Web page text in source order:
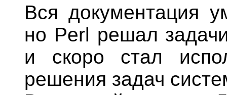
Вся документация
но Perl решал
и скоро стал
решения задач